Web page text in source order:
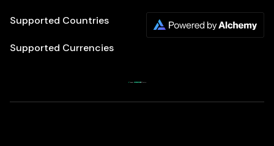
Supported Countries
Supported Currencies